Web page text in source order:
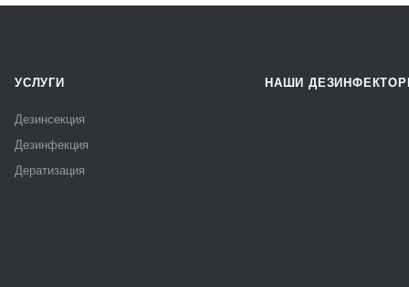
УСЛУГИ
Дезинсекция
Дезинфекция
Дератизация
НАШИ